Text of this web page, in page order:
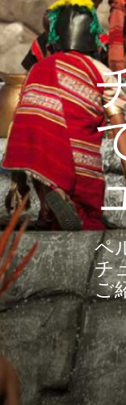
ペ
チ
ご